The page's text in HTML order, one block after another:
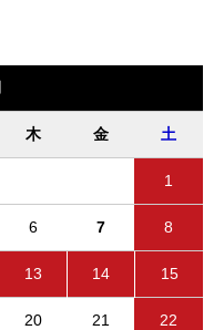
木 金 土
1
6 7 8
13 14 15
20 21 22